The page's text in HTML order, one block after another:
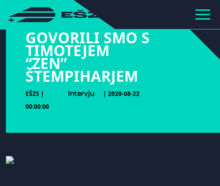
hihiiiiiiiiiii
GOVORILI SMO S
TIMOTEJEM
“ZEN”
ŠTEMPIHARJEM
EŠZS | Intervju
| 2020-08-22
00:00:00